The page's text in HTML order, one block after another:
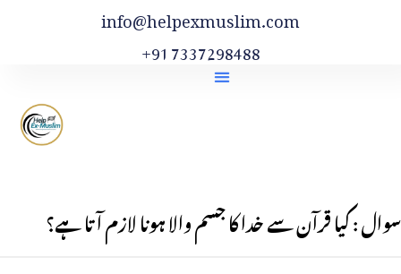
info@helpexmuslim.com
+91 7337298488
سوال : کیا قرآن سے خدا کا جسم والا ہونا لازم آتا ہے؟